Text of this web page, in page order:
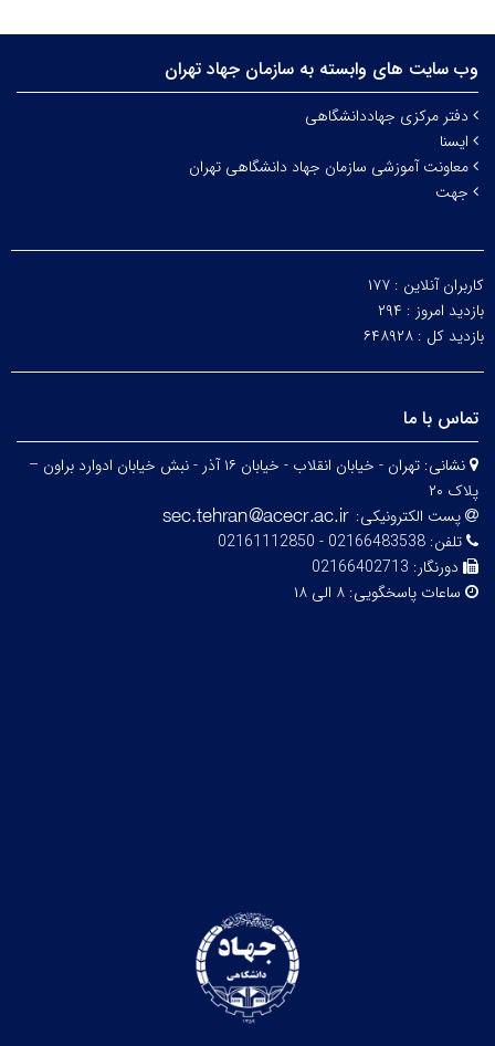
وب سایت های وابسته به سازمان جهاد تهران
دفتر مرکزی جهاددانشگاهی
ایسنا
معاونت آموزشی سازمان جهاد دانشگاهی تهران
جهت
کاربران آنلاین : ۱۷۷
بازدید امروز : ۲۹۴
بازدید کل : ۶۴۸۹۲۸
تماس با ما
نشانی:
تهران - خیابان انقلاب - خیابان ۱۶ آذر - نبش خیابان ادوارد براون –
پلاک ۲۰
پست الکترونیکی:
تلفن: 02166483538 - 02161112850
دورنگار: 02166402713
ساعات پاسخگویی: ۸ الی ۱۸